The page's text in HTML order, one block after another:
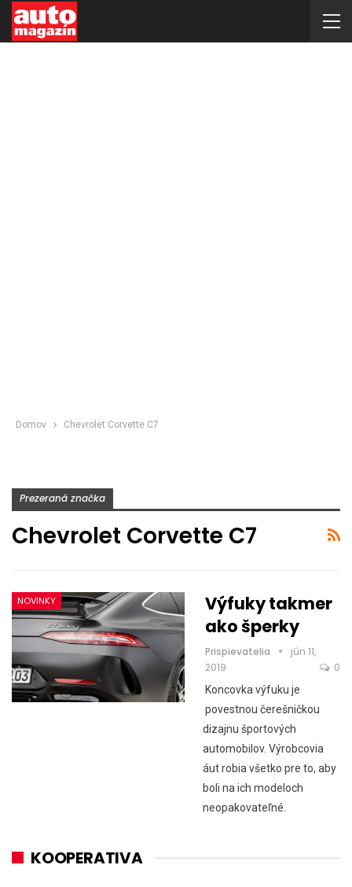
Domov Chevrolet Corvette C7
Prezeraná značka
Chevrolet Corvette C7
NOVINKY
Výfuky takmer
ako šperky
Prispievatelia
jún 11,
2019
0
Koncovka výfuku je
povestnou čerešničkou
dizajnu športových
automobilov. Výrobcovia
áut robia všetko pre to, aby
boli na ich modeloch
neopakovateľné.
KOOPERATIVA